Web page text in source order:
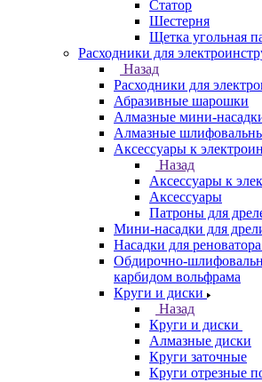
Статор
Шестерня
Щетка угольная
Расходники для
Назад
Расходники для
Абразивные шарошки
Алмазные мини-
Алмазные
Аксессуары к
Назад
Аксессуары к
Аксессуары
Патроны для
Мини-насадки для
Насадки для
Обдирочно-
карбидом вольфрама
Круги и диски
Назад
Круги и диски
Алмазные диски
Круги заточные
Круги отрезные